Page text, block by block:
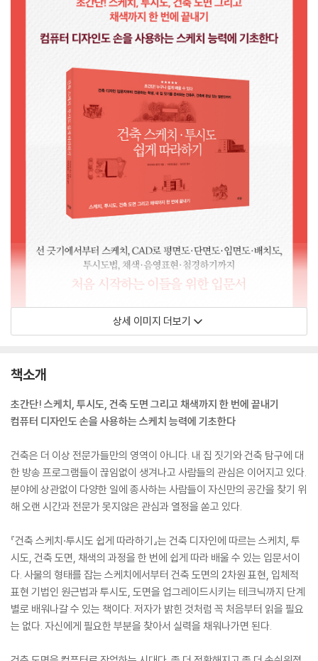
상세 이미지 더보기
책소개
초간단! 스케치, 투시도, 건축 도면 그리고 채색까지 한 번에 끝내기
컴퓨터 디자인도 손을 사용하는 스케치 능력에 기초한다
건축은 더 이상 전문가들만의 영역이 아니다. 내 집 짓기와 건축 탐구에 대
한 방송 프로그램들이 끊임없이 생겨나고 사람들의 관심은 이어지고 있다.
분야에 상관없이 다양한 일에 종사하는 사람들이 자신만의 공간을 찾기 위
해 오랜 시간과 전문가 못지않은 관심과 열정을 쏟고 있다.
『건축 스케치·투시도 쉽게 따라하기』는 건축 디자인에 따르는 스케치, 투
시도, 건축 도면, 채색의 과정을 한 번에 쉽게 따라 배울 수 있는 입문서이
다. 사물의 형태를 잡는 스케치에서부터 건축 도면의 2차원 표현, 입체적
표현 기법인 원근법과 투시도, 도면을 업그레이드시키는 테크닉까지 단계
별로 배워나갈 수 있는 책이다. 저자가 밝힌 것처럼 꼭 처음부터 읽을 필요
는 없다. 자신에게 필요한 부분을 찾아서 실력을 채워나가면 된다.